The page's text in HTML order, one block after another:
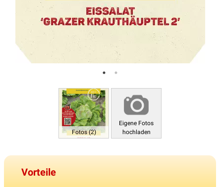
Fotos (2)
Eigene Fotos
hochladen
Vorteile